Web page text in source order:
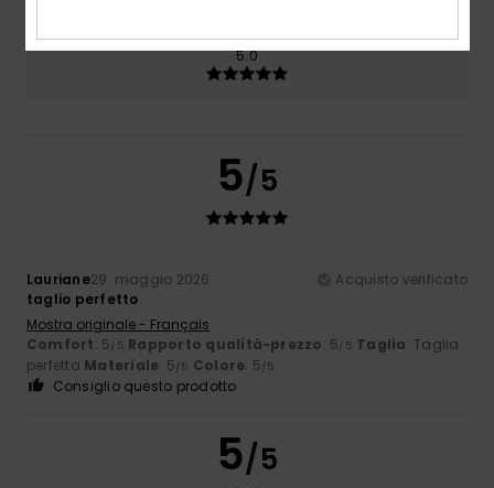
Colore
5.0
5/5
Lauriane29. maggio 2026
Acquisto verificato
taglio perfetto
Mostra originale - Français
Comfort: 5/5 Rapporto qualità-prezzo: 5/5 Taglia: Taglia
perfetta Materiale: 5/5 Colore: 5/5
Consiglio questo prodotto
5/5